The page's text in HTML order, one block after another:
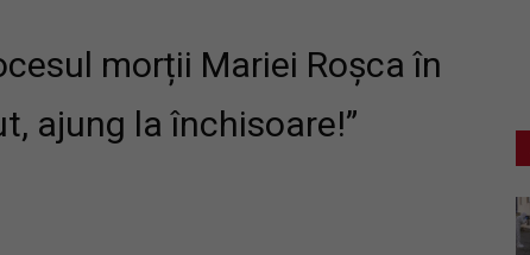
morții Mariei Roșca în
ajung la închisoare!”